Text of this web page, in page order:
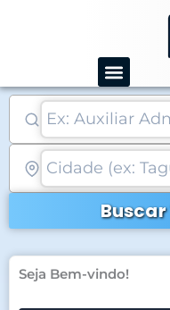
conteúdo
Seja Bem-vindo!